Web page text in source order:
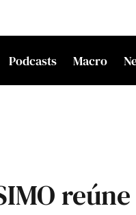
Podcasts Macro